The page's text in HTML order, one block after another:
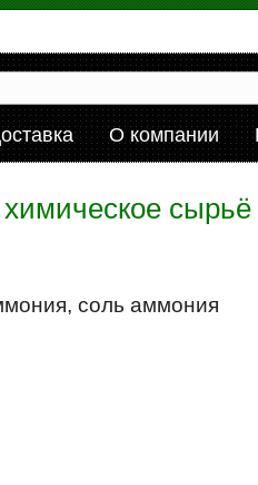
О компании
сырьё
соль аммония